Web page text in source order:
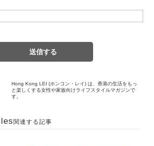
Hong Kong LEI (ホンコン・レイ) は、香港の生活をもっ
と楽しくする女性や家族向けライフスタイルマガジンで
す。
関連する記事